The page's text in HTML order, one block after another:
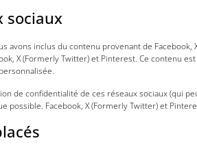
sociaux
avons inclus du contenu provenant de
X (Formerly Twitter) et Pinterest. Ce contenu
de confidentialité de ces réseaux sociaux (qui
possible. Facebook, X (Formerly Twitter) et